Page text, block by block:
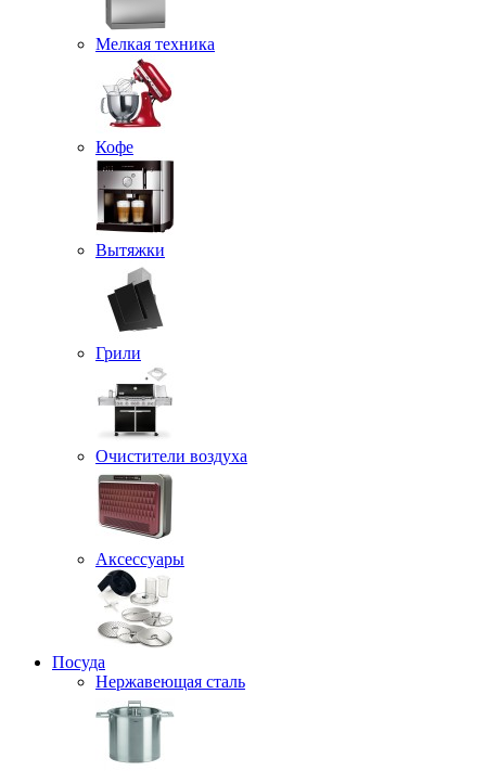
Мелкая техника
Кофе
Вытяжки
Грили
Очистители воздуха
Аксессуары
Посуда
Нержавеющая сталь